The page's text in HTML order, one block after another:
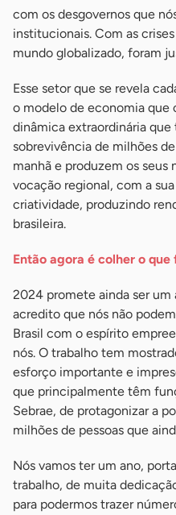
com os desgovernos que
institucionais. Com as
mundo globalizado, foram
Esse setor que se revela
o modelo de economia que
dinâmica extraordinária
sobrevivência de milhões
manhã e produzem os seus
vocação regional, com a
criatividade, produzindo
brasileira.
Então agora é colher o
2024 promete ainda ser um
acredito que nós não
Brasil com o espírito
nós. O trabalho tem
esforço importante e
que principalmente têm
Sebrae, de protagonizar a
milhões de pessoas que
Nós vamos ter um ano,
trabalho, de muita
para podermos trazer